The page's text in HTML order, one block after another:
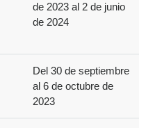
de 2023 al 2 de junio
de 2024
Del 30 de septiembre
al 6 de octubre de
2023